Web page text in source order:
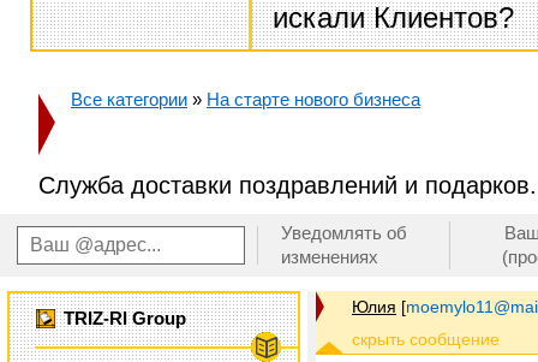
искали Клиентов?
Все категории » На старте нового бизнеса
Служба доставки поздравлений и подарков.
Уведомлять об
изменениях
TRIZ-RI Group
Юлия [